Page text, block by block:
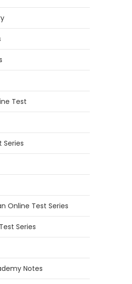
Test
Series
Online Test Series
Series
Notes